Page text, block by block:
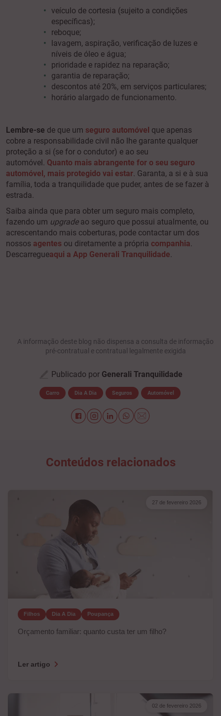
veículo de cortesia (sujeito a condições
específicas);
reboque;
lavagem, aspiração, verificação de luzes e
níveis de óleo e água;
prioridade e rapidez na reparação;
garantia de reparação;
descontos até 20%, em serviços particulares;
horário alargado de funcionamento.
Lembre-se de que um seguro automóvel que apenas
cobre a responsabilidade civil não lhe garante qualquer
proteção a si (se for o condutor) e ao seu
automóvel. Quanto mais abrangente for o seu seguro
automóvel, mais protegido vai estar. Garanta, a si e à sua
família, toda a tranquilidade que puder, antes de se fazer à
estrada.
Saiba ainda que para obter um seguro mais completo,
fazendo um upgradeao seguro que possui atualmente, ou
acrescentando mais coberturas, pode contactar um dos
nossos agentes ou diretamente a própria companhia.
Descarregueaqui a App Generali Tranquilidade.
A informação deste blog não dispensa a consulta de informação
pré-contratual e contratual legalmente exigida
Publicado por Generali Tranquilidade
Carro Dia A Dia Seguros Automóvel
Conteúdos relacionados
27 de fevereiro 2026
Filhos Dia A Dia Poupança
Orçamento familiar: quanto custa ter um filho?
Ler artigo
02 de fevereiro 2026